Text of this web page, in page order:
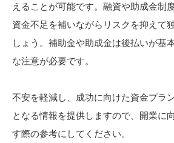
えることが可能です。融資や助成金制
資金不足を補いながらリスクを抑えて
しょう。補助金や助成金は後払いが基
な注意が必要です。
不安を軽減し、成功に向けた資金プラ
となる情報を提供しますので、開業に
す際の参考にしてください。